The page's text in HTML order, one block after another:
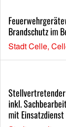
Brandschutz im
Stadt Celle,
inkl.
mit